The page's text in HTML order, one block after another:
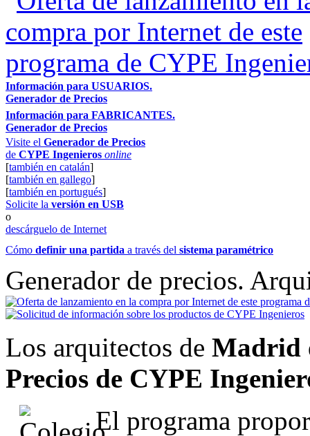
Información para USUARIOS.
Generador de Precios
Información para FABRICANTES.
Generador de Precios
Visite el Generador de Precios
de CYPE Ingenieros online
[también en catalán]
[también en gallego]
[también en portugués]
Solicite la versión en USB
o
descárguelo de Internet
Cómo definir una partida a través del sistema paramétrico
Generador de precios.
Los arquitectos de Madrid
Precios de CYPE
El programa